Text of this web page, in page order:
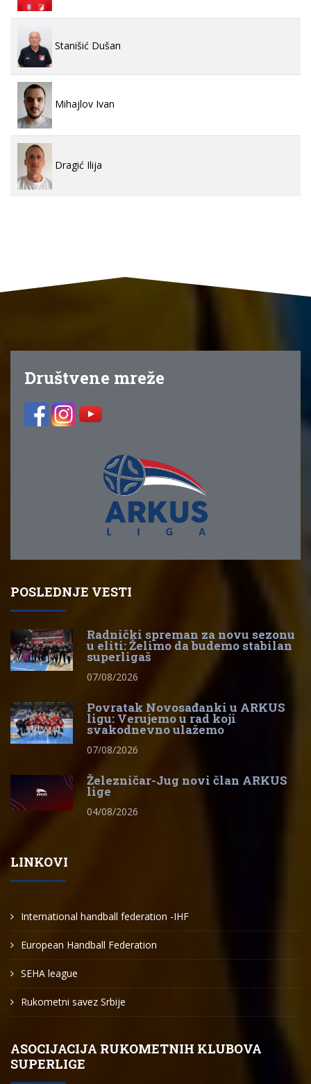
Stanišić Dušan
Mihajlov Ivan
Dragić Ilija
Društvene mreže
POSLEDNJE VESTI
Radnički spreman za novu sezonu
u eliti: Želimo da budemo stabilan
superligaš
07/08/2026
Povratak Novosađanki u ARKUS
ligu: Verujemo u rad koji
svakodnevno ulažemo
07/08/2026
Železničar-Jug novi član ARKUS
lige
04/08/2026
LINKOVI
International handball federation -IHF
European Handball Federation
SEHA league
Rukometni savez Srbije
ASOCIJACIJA RUKOMETNIH KLUBOVA
SUPERLIGE